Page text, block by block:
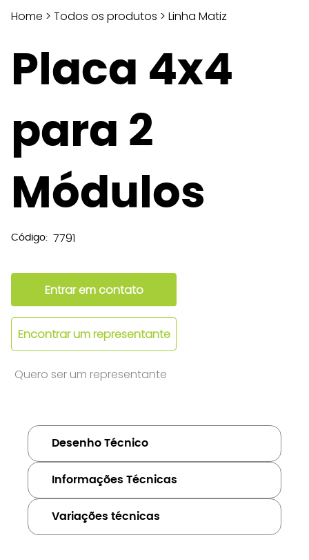
Home > Todos os produtos > Linha Matiz
Placa 4x4
para 2
Módulos
Código: 7791
Entrar em contato
Encontrar um representante
Quero ser um representante
Desenho Técnico
Informações Técnicas
Variações técnicas